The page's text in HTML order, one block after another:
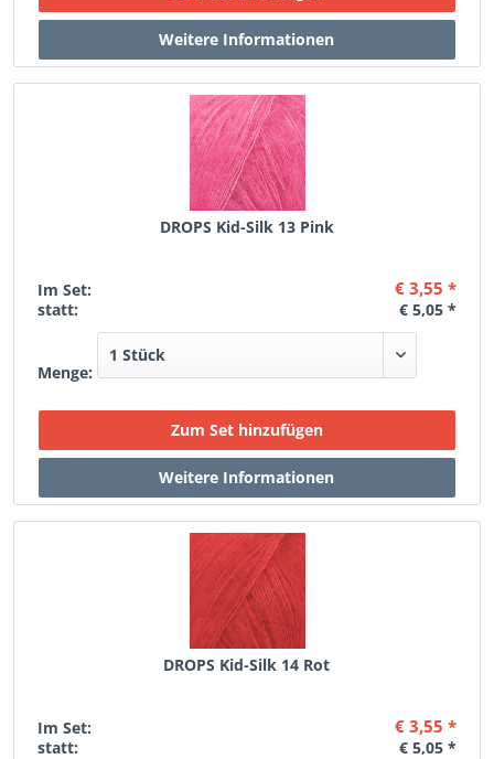
DROPS Kid-Silk 13 Pink
Im Set: € 3,55 *
statt: € 5,05 *
Menge:
DROPS Kid-Silk 14 Rot
Im Set: € 3,55 *
statt: € 5,05 *